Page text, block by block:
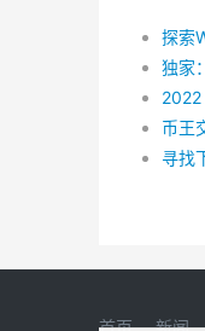
币王
首页 新闻